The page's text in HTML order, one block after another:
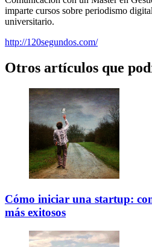
imparte cursos sobre periodismo
universitario.
http://120segundos.com/
Otros artículos que
Cómo iniciar una startup:
más exitosos